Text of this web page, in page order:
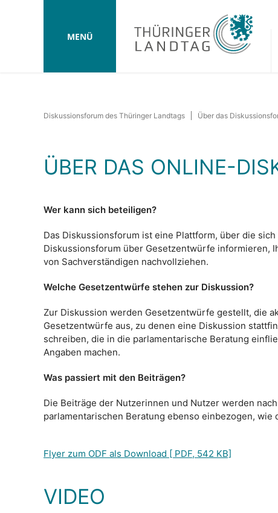
MENÜ
Diskussionsforum des Thüringer Landtags Über das
ÜBER DAS ONLINE-
Wer kann sich beteiligen?
Das Diskussionsforum ist eine Plattform, über die
Diskussionsforum über Gesetzentwürfe informieren,
von Sachverständigen nachvollziehen.
Welche Gesetzentwürfe stehen zur Diskussion?
Zur Diskussion werden Gesetzentwürfe gestellt, die
Gesetzentwürfe aus, zu denen eine Diskussion
schreiben, die in die parlamentarische Beratung
Angaben machen.
Was passiert mit den Beiträgen?
Die Beiträge der Nutzerinnen und Nutzer werden
parlamentarischen Beratung ebenso einbezogen,
Flyer zum ODF als Download [ PDF, 542 KB]
VIDEO